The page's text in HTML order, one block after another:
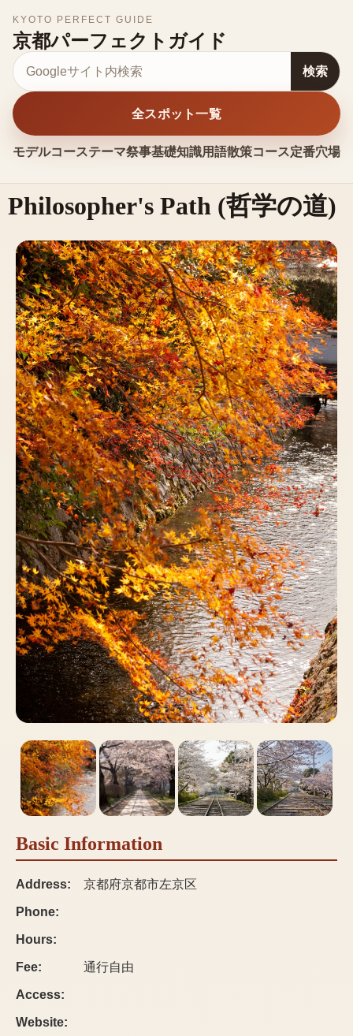
KYOTO PERFECT GUIDE
京都パーフェクトガイド
モデルコーステーマ祭事基礎知識用語散策コース定番穴場
サイト内検索
検索
全スポット一覧
Philosopher's Path (哲学の道)
Basic Information
Address: 京都府京都市左京区
Phone:
Hours:
Fee: 通行自由
Access:
Website: